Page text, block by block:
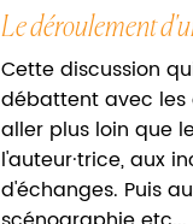
Le déroulement
Cette discussion
débattent avec les
aller plus loin que
l'auteur·trice, aux
d'échanges. Puis